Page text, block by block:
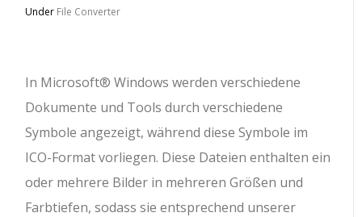
Under File Converter
In Microsoft® Windows werden verschiedene
Dokumente und Tools durch verschiedene
Symbole angezeigt, während diese Symbole im
ICO-Format vorliegen. Diese Dateien enthalten ein
oder mehrere Bilder in mehreren Größen und
Farbtiefen, sodass sie entsprechend unserer